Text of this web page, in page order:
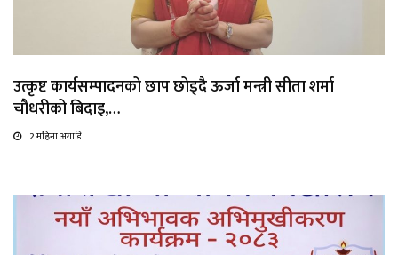
उत्कृष्ट कार्यसम्पादनको छाप छोड्दै ऊर्जा मन्त्री सीता शर्मा
चौधरीको बिदाइ,…
2 महिना अगाडि